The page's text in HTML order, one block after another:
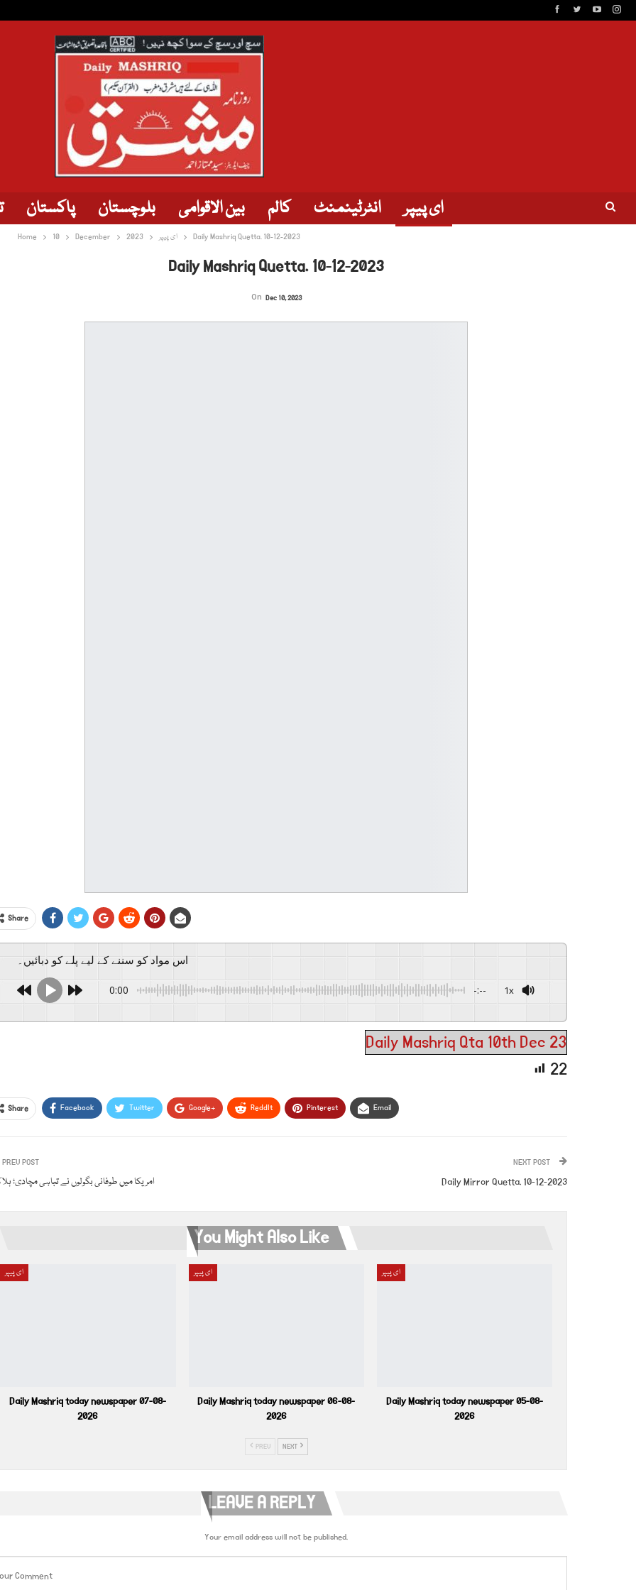
پاکستان بلوچستان بین الاقوامی کالم انٹرٹینمنٹ ای پیپر
Home 10 December 2023 ای پیپر Daily Mashriq Quetta. 10-12-2023
Daily Mashriq Quetta. 10-12-2023
On Dec 10, 2023
Share
اس مواد کو سننے کے لیے پلے کو دبائیں۔
0:00 -:-- 1x
Daily Mashriq Qta 10th Dec 23
22
Share Facebook Twitter Google+ ReddIt Pinterest Email
PREV POST
امریکا میں طوفانی بگولوں نے تباہی مچادی؛
NEXT POST
Daily Mirror Quetta. 10-12-2023
You Might Also Like
ای پیپر
Daily Mashriq today newspaper 07-08-
2026
ای پیپر
Daily Mashriq today newspaper 06-08-
2026
ای پیپر
Daily Mashriq today newspaper 05-08-
2026
PREV NEXT
LEAVE A REPLY
Your email address will not be published.